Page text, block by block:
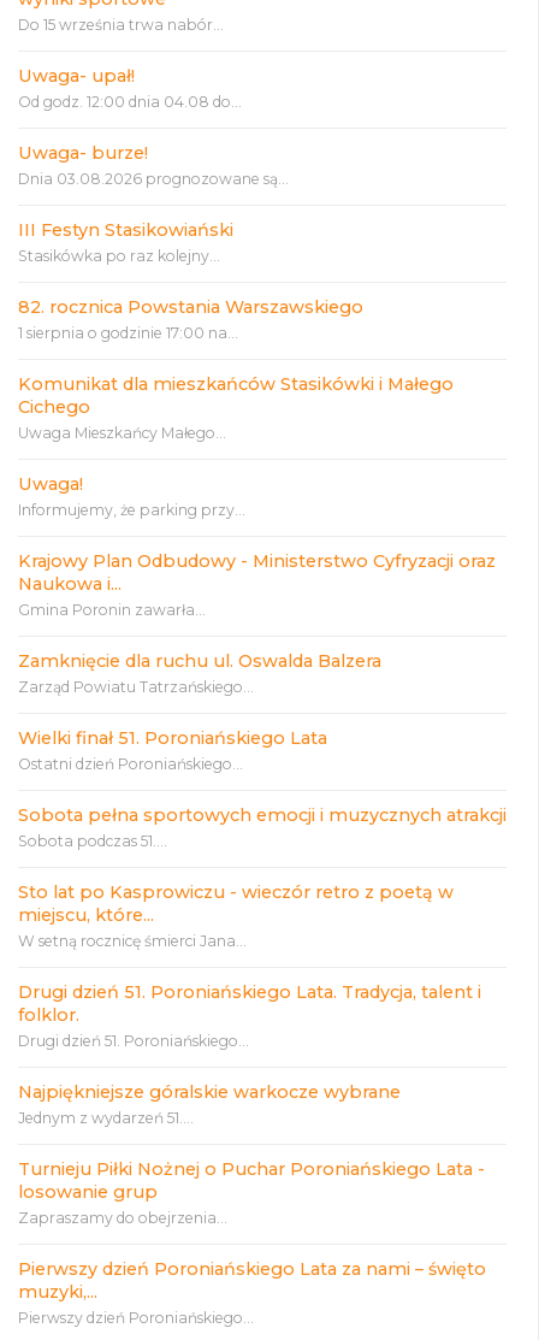
Do 15 września trwa nabór...
Uwaga- upał!
Od godz. 12:00 dnia 04.08 do...
Uwaga- burze!
Dnia 03.08.2026 prognozowane są...
III Festyn Stasikowiański
Stasikówka po raz kolejny...
82. rocznica Powstania Warszawskiego
1 sierpnia o godzinie 17:00 na...
Komunikat dla mieszkańców Stasikówki i Małego
Cichego
Uwaga Mieszkańcy Małego...
Uwaga!
Informujemy, że parking przy...
Krajowy Plan Odbudowy - Ministerstwo Cyfryzacji oraz
Naukowa i...
Gmina Poronin zawarła...
Zamknięcie dla ruchu ul. Oswalda Balzera
Zarząd Powiatu Tatrzańskiego...
Wielki finał 51. Poroniańskiego Lata
Ostatni dzień Poroniańskiego...
Sobota pełna sportowych emocji i muzycznych atrakcji
Sobota podczas 51....
Sto lat po Kasprowiczu - wieczór retro z poetą w
miejscu, które...
W setną rocznicę śmierci Jana...
Drugi dzień 51. Poroniańskiego Lata. Tradycja, talent i
folklor.
Drugi dzień 51. Poroniańskiego...
Najpiękniejsze góralskie warkocze wybrane
Jednym z wydarzeń 51....
Turnieju Piłki Nożnej o Puchar Poroniańskiego Lata -
losowanie grup
Zapraszamy do obejrzenia...
Pierwszy dzień Poroniańskiego Lata za nami – święto
muzyki,...
Pierwszy dzień Poroniańskiego...